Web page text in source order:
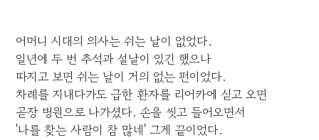
어머니 시대의 의사는 쉬는 날이 없었다.
일년에 두 번 추석과 설날이 있긴 했으나
따지고 보면 쉬는 날이 거의 없는 편이었다.
차례를 지내다가도 급한 환자를 리어카에 싣고 오면
곧장 병원으로 나가셨다. 손을 씻고 들어오면서
'나를 찾는 사람이 참 많네' 그게 끝이었다.